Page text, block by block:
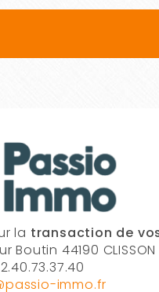
la transaction de
44190 CLISSON
immo.fr